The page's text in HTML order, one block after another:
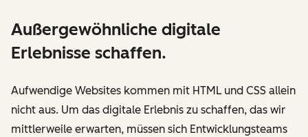
Außergewöhnliche digitale
Erlebnisse schaffen.
Aufwendige Websites kommen mit HTML und CSS allein
nicht aus. Um das digitale Erlebnis zu schaffen, das wir
mittlerweile erwarten, müssen sich Entwicklungsteams